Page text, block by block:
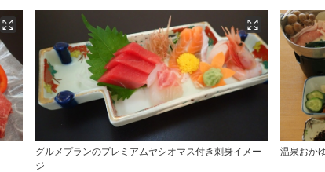
グルメプランのプレミアムヤシオマス付き刺身イメー
ジ
温泉おか